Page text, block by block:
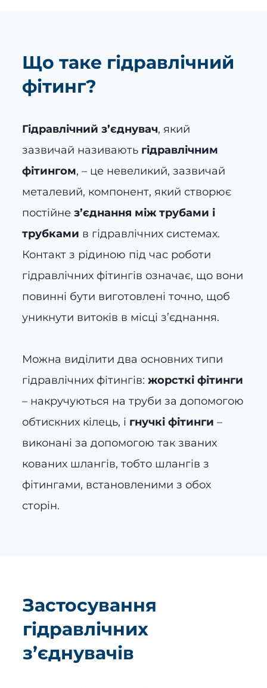
Що таке гідравлічний
фітинг?
Гідравлічний з’єднувач, який
зазвичай називають гідравлічним
фітингом, – це невеликий, зазвичай
металевий, компонент, який створює
постійне з’єднання між трубами і
трубками в гідравлічних системах.
Контакт з рідиною під час роботи
гідравлічних фітингів означає, що вони
повинні бути виготовлені точно, щоб
уникнути витоків в місці з’єднання.
Можна виділити два основних типи
гідравлічних фітингів: жорсткі фітинги
– накручуються на труби за допомогою
обтискних кілець, і гнучкі фітинги –
виконані за допомогою так званих
кованих шлангів, тобто шлангів з
фітингами, встановленими з обох
сторін.
Застосування
гідравлічних
з’єднувачів